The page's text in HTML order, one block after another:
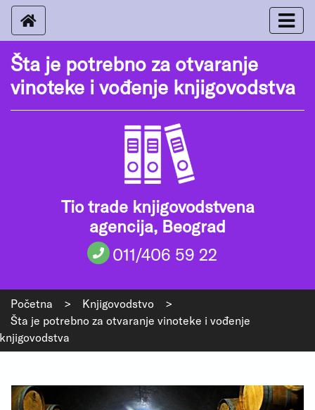
Šta je potrebno za otvaranje
vinoteke i vođenje knjigovodstva
Tio trade knjigovodstvena
agencija, Beograd
011/406 59 22
Početna > Knjigovodstvo
>
Šta je potrebno za otvaranje vinoteke i vođenje
knjigovodstva